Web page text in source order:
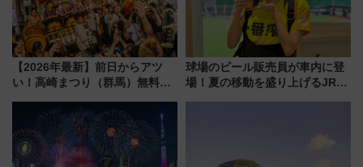
【2026年最新】前日からアツ
い！高崎まつり（群馬）無料観
球場のビール販売員が車内に登
場！夏の移動を盛り上げるJR九